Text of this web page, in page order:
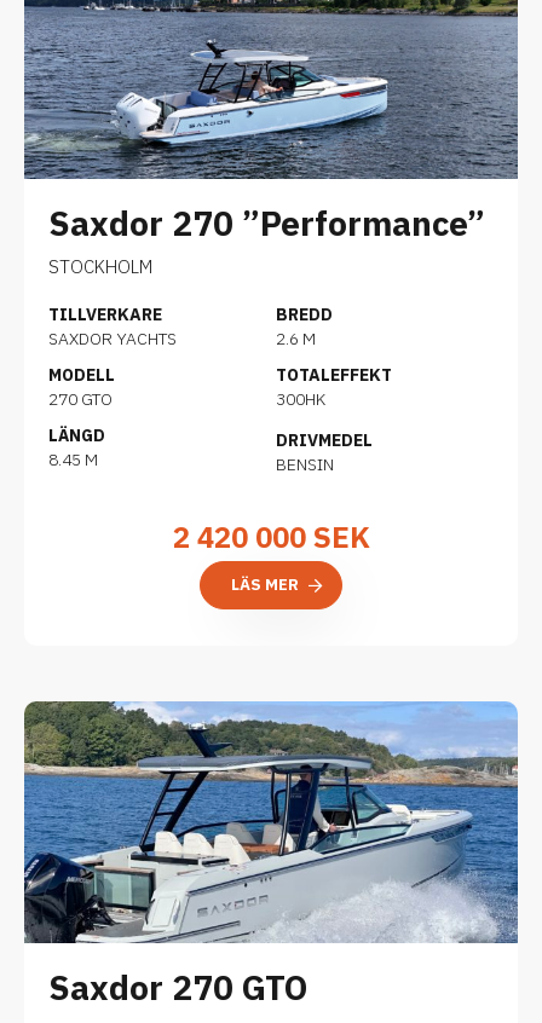
Saxdor 270 ”Performance”
STOCKHOLM
TILLVERKARE
SAXDOR YACHTS
MODELL
270 GTO
LÄNGD
8.45 M
BREDD
2.6 M
TOTALEFFEKT
300HK
DRIVMEDEL
BENSIN
2 420 000SEK
LÄS MER
Saxdor 270 GTO